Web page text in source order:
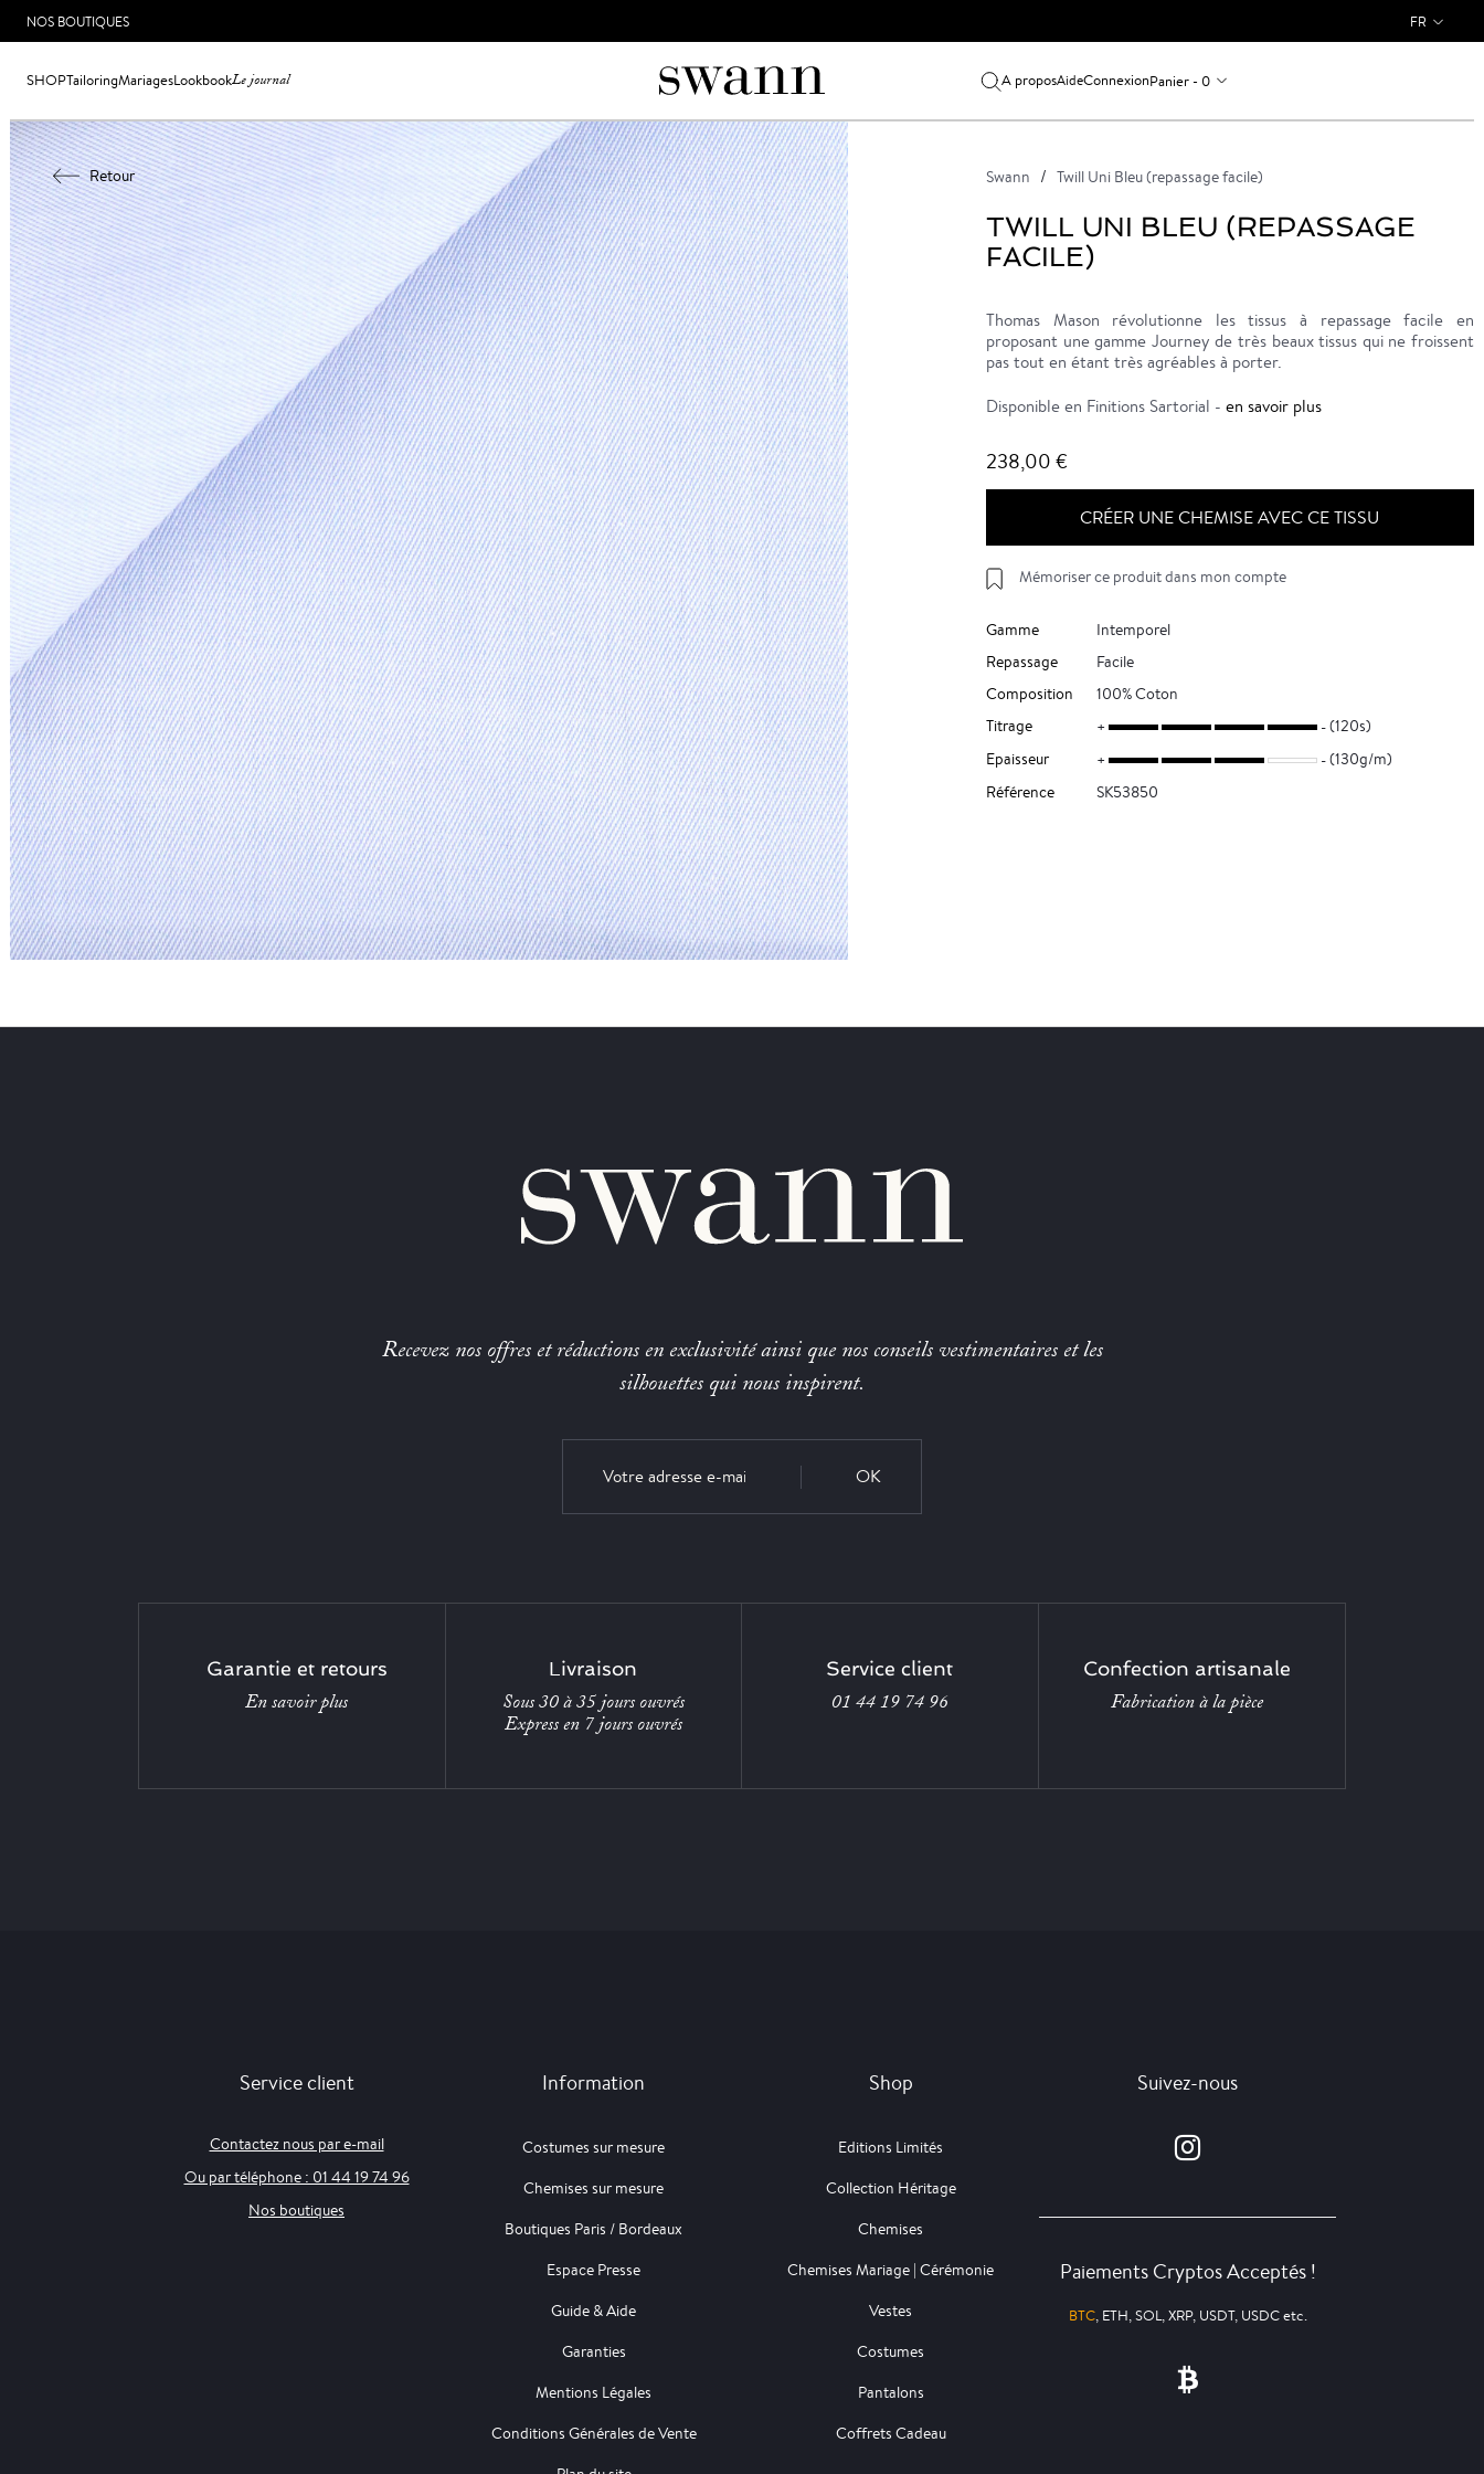
NOS BOUTIQUES FR
SHOPTailoringMariagesLookbookLe journal A proposAideConnexionPanier - 0
Retour Swann Twill Uni Bleu (repassage facile)
TWILL UNI BLEU (REPASSAGE
FACILE)
Thomas Mason révolutionne les tissus à repassage facile en
proposant une gamme Journey de très beaux tissus qui ne froissent
pas tout en étant très agréables à porter.
Disponible en Finitions Sartorial - en savoir plus
238,00 €
CRÉER UNE CHEMISE AVEC CE TISSU
Mémoriser ce produit dans mon compte
Gamme
Intemporel
Repassage
Facile
Composition
100% Coton
Titrage
(120s)
Epaisseur
(130g/m)
Référence
SK53850
Recevez nos offres et réductions en exclusivité ainsi que nos conseils vestimentaires et les
silhouettes qui nous inspirent.
OK
Garantie et retours
En savoir plus
Livraison
Sous 30 à 35 jours ouvrés
Express en 7 jours ouvrés
Service client
01 44 19 74 96
Confection artisanale
Fabrication à la pièce
Service client
Contactez nous par e-mail
Ou par téléphone : 01 44 19 74 96
Nos boutiques
Information
Costumes sur mesure
Chemises sur mesure
Boutiques Paris / Bordeaux
Espace Presse
Guide & Aide
Garanties
Mentions Légales
Conditions Générales de Vente
Shop
Editions Limités
Collection Héritage
Chemises
Chemises Mariage | Cérémonie
Vestes
Costumes
Pantalons
Coffrets Cadeau
Suivez-nous
Paiements Cryptos Acceptés !
BTC, ETH, SOL, XRP, USDT, USDC etc.